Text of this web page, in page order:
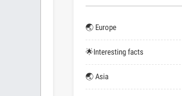
🌏 Europe
🌟Interesting facts
🌏 Asia